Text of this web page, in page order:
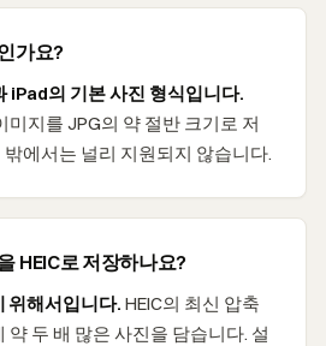
가요?
iPad의 기본 사진 형식입니다.
미지를 JPG의 약 절반 크기로 저
에서는 널리 지원되지 않습니다.
HEIC로 저장하나요?
위해서입니다. HEIC의 최신 압축
약 두 배 많은 사진을 담습니다. 설